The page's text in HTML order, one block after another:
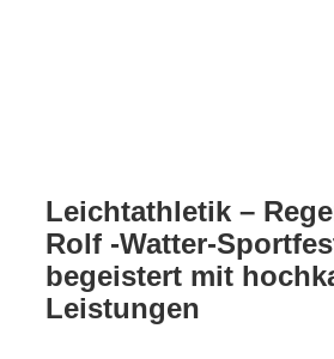
Leichtathletik –
Rolf -Watter-
begeistert mit
Leistungen